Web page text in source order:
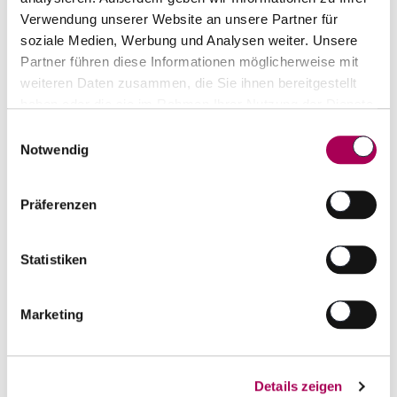
Verwendung unserer Website an unsere Partner für
soziale Medien, Werbung und Analysen weiter. Unsere
Partner führen diese Informationen möglicherweise mit
weiteren Daten zusammen, die Sie ihnen bereitgestellt
Notwendig
Präferenzen
Statistiken
Marketing
Details zeigen
Ripassa superiore DOC 2021
Zenato 37.5 cl
CHF 16.90
inkl. 8.1% MwSt.
hinzufügen